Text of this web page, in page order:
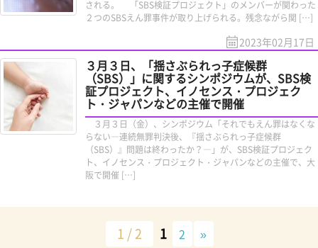
される。 「SBS検証プロジェクト」のメンバーが関わった
２つのSBSえん罪事件が取り上げられる。残念ながら関 […]
2023年02月17日
３月３日、「揺さぶられっ子症候群
（SBS）」に関するシンポジウムが、SBS検
証プロジェクト、イノセンス・プロジェク
ト・ジャパンなどの主催で開催
３月３日（金）、シンポジウム「それでもえん罪はなくな
らない―連続無罪判決後、『揺さぶられっ子症候群
（SBS）』問題は終わったか？―」が、SBS検証プロジェク
ト、イノセンス・プロジェクト・ジャパンなどの主催で、大
阪で開催 […]
1 / 2 1 2 »